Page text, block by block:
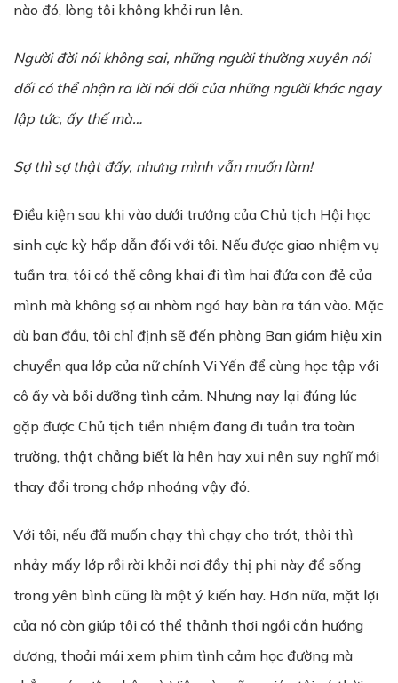
nào đó, lòng tôi không khỏi run lên.
Người đời nói không sai, những người thường xuyên nói
dối có thể nhận ra lời nói dối của những người khác ngay
lập tức, ấy thế mà…
Sợ thì sợ thật đấy, nhưng mình vẫn muốn làm!
Điều kiện sau khi vào dưới trướng của Chủ tịch Hội học
sinh cực kỳ hấp dẫn đối với tôi. Nếu được giao nhiệm vụ
tuần tra, tôi có thể công khai đi tìm hai đứa con đẻ của
mình mà không sợ ai nhòm ngó hay bàn ra tán vào. Mặc
dù ban đầu, tôi chỉ định sẽ đến phòng Ban giám hiệu xin
chuyển qua lớp của nữ chính Vi Yến để cùng học tập với
cô ấy và bồi dưỡng tình cảm. Nhưng nay lại đúng lúc
gặp được Chủ tịch tiền nhiệm đang đi tuần tra toàn
trường, thật chẳng biết là hên hay xui nên suy nghĩ mới
thay đổi trong chớp nhoáng vậy đó.
Với tôi, nếu đã muốn chạy thì chạy cho trót, thôi thì
nhảy mấy lớp rồi rời khỏi nơi đầy thị phi này để sống
trong yên bình cũng là một ý kiến ​​hay. Hơn nữa, mặt lợi
của nó còn giúp tôi có thể thảnh thơi ngồi cắn hướng
dương, thoải mái xem phim tình cảm học đường mà